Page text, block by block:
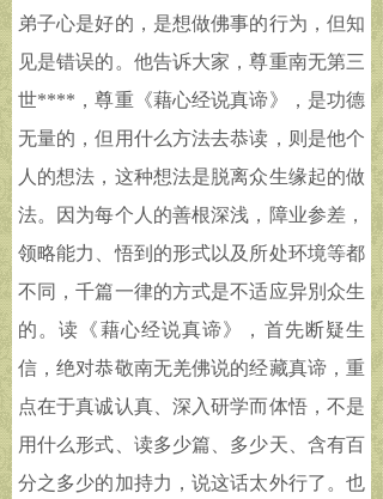
弟子心是好的，是想做佛事的行为，但知
见是错误的。他告诉大家，尊重南无第三
世****，尊重《藉心经说真谛》，是功德
无量的，但用什么方法去恭读，则是他个
人的想法，这种想法是脱离众生缘起的做
法。因为每个人的善根深浅，障业参差，
领略能力、悟到的形式以及所处环境等都
不同，千篇一律的方式是不适应异別众生
的。读《藉心经说真谛》，首先断疑生
信，绝对恭敬南无羌佛说的经藏真谛，重
点在于真诚认真、深入研学而体悟，不是
用什么形式、读多少篇、多少天、含有百
分之多少的加持力，说这话太外行了。也